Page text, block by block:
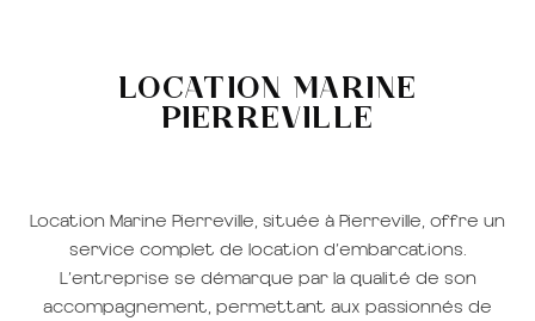
LOCATION MARINE
PIERREVILLE
Location Marine Pierreville, située à Pierreville, offre un
service complet de location d’embarcations.
L’entreprise se démarque par la qualité de son
accompagnement, permettant aux passionnés de